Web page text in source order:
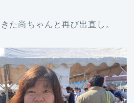
た尚ちゃんと再び出直し。